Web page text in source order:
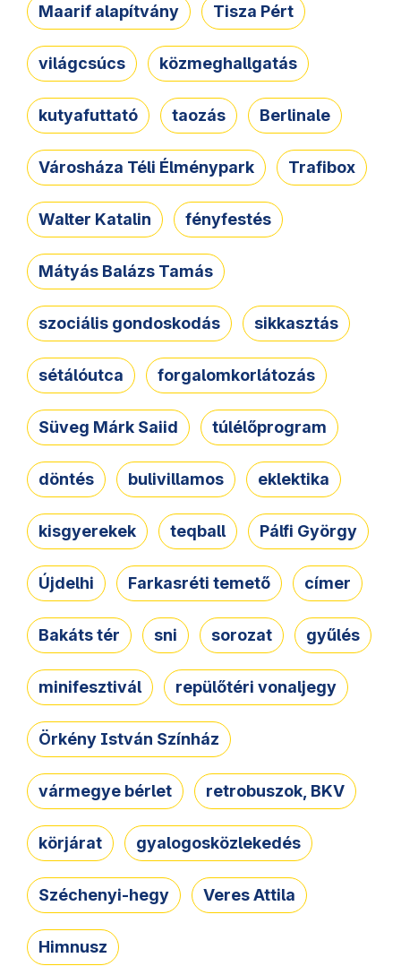
Maarif alapítvány Tisza Pért
világcsúcs közmeghallgatás
kutyafuttató taozás Berlinale
Városháza Téli Élménypark Trafibox
Walter Katalin fényfestés
Mátyás Balázs Tamás
szociális gondoskodás sikkasztás
sétálóutca forgalomkorlátozás
Süveg Márk Saiid túlélőprogram
döntés bulivillamos eklektika
kisgyerekek teqball Pálfi György
Újdelhi Farkasréti temető címer
Bakáts tér sni sorozat gyűlés
minifesztivál repülőtéri vonaljegy
Örkény István Színház
vármegye bérlet retrobuszok, BKV
körjárat gyalogosközlekedés
Széchenyi-hegy Veres Attila
Himnusz